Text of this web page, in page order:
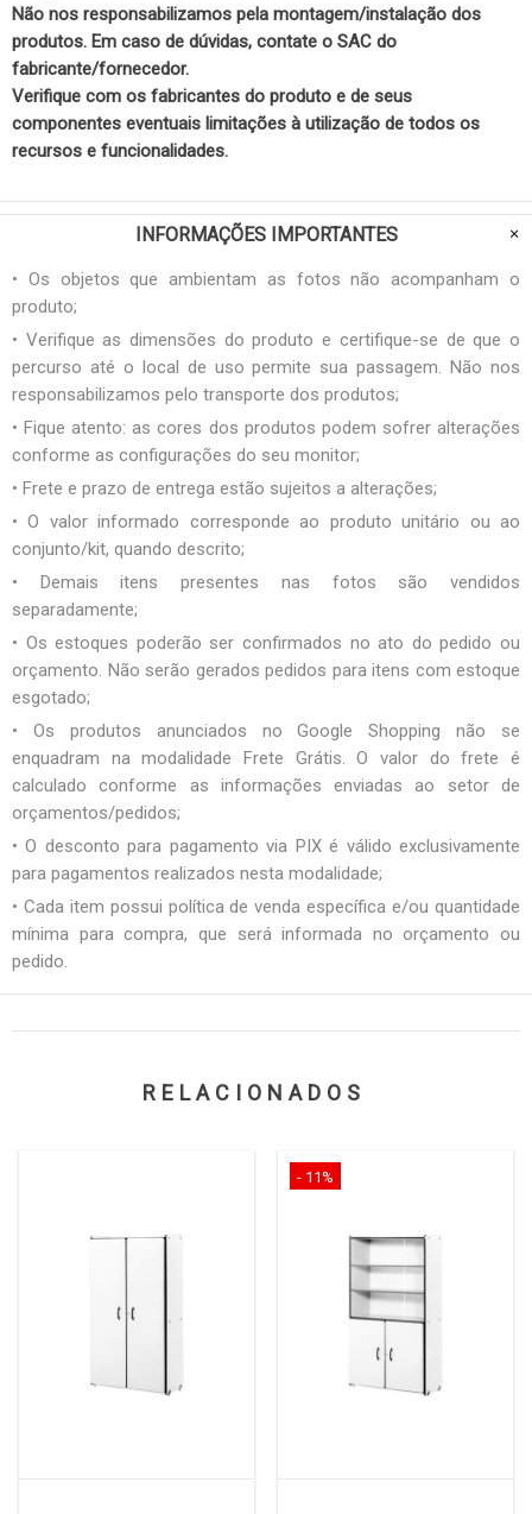
Não nos responsabilizamos pela montagem/instalação dos
produtos. Em caso de dúvidas, contate o SAC do
fabricante/fornecedor.
Verifique com os fabricantes do produto e de seus
componentes eventuais limitações à utilização de todos os
recursos e funcionalidades.
INFORMAÇÕES IMPORTANTES
• Os objetos que ambientam as fotos não acompanham o
produto;
• Verifique as dimensões do produto e certifique-se de que o
percurso até o local de uso permite sua passagem. Não nos
responsabilizamos pelo transporte dos produtos;
• Fique atento: as cores dos produtos podem sofrer alterações
conforme as configurações do seu monitor;
• Frete e prazo de entrega estão sujeitos a alterações;
• O valor informado corresponde ao produto unitário ou ao
conjunto/kit, quando descrito;
• Demais itens presentes nas fotos são vendidos
separadamente;
• Os estoques poderão ser confirmados no ato do pedido ou
orçamento. Não serão gerados pedidos para itens com estoque
esgotado;
• Os produtos anunciados no Google Shopping não se
enquadram na modalidade Frete Grátis. O valor do frete é
calculado conforme as informações enviadas ao setor de
orçamentos/pedidos;
• O desconto para pagamento via PIX é válido exclusivamente
para pagamentos realizados nesta modalidade;
• Cada item possui política de venda específica e/ou quantidade
mínima para compra, que será informada no orçamento ou
pedido.
RELACIONADOS
- 11%